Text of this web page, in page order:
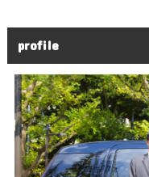
profile